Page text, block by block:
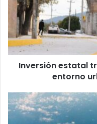
movilidad
y
el
entorno
urbano
Inversión estatal
entorno
Trump
califica